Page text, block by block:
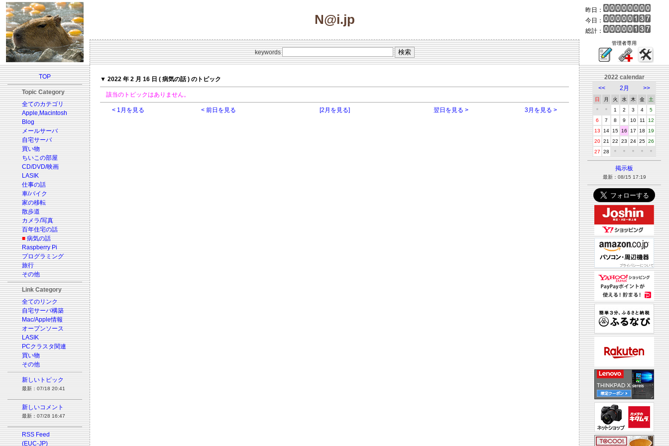
N@i.jp
昨日：
今日：
総計：
keywords
管理者専用
TOP
Topic Category
全てのカテゴリ
Apple,Macintosh
Blog
メールサーバ
自宅サーバ
買い物
ちいこの部屋
CD/DVD/映画
LASIK
仕事の話
車/バイク
家の移転
散歩道
カメラ/写真
百年住宅の話
■ 病気の話
Raspberry Pi
プログラミング
旅行
その他
Link Category
全てのリンク
自宅サーバ構築
Mac/Apple情報
オープンソース
LASIK
PCクラスタ関連
買い物
その他
新しいトピック
最新：07/18 20:41
新しいコメント
最新：07/28 16:47
RSS Feed
(EUC-JP)
▼ 2022 年 2 月 16 日 ( 病気の話 ) のトピック
該当のトピックはありません。
< 1月を見る < 前日を見る [2月を見る] 翌日を見る > 3月を見る >
2022 calendar
<<
2月 >>
日 月 火 水 木 金
土
＊
＊ 1 2 3 4
5
6
7 8 9 10 11
12
13
14 15 16 17 18
19
20 21 22 23 24 25 26
27
28 ＊ ＊ ＊ ＊ ＊
掲示板
最新：08/15 17:19